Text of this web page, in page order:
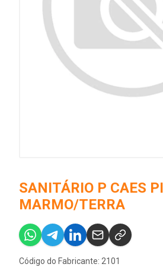
SANITÁRIO P CAES
MARMO/TERRA
Código do Fabricante: 2101